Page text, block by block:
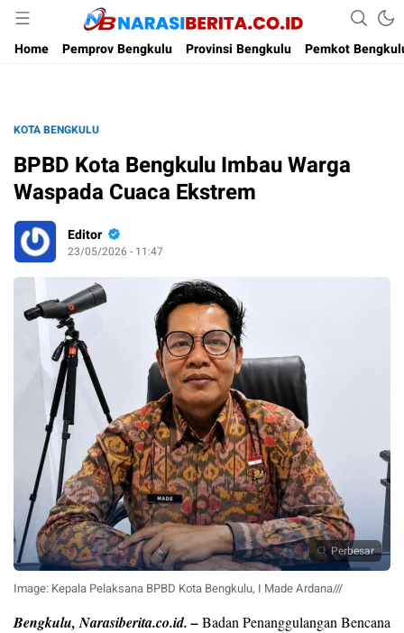
Narasi Berita
Home
Pemprov Bengkulu Provinsi Bengkulu Pemkot
KOTA BENGKULU
BPBD Kota Bengkulu Imbau Warga
Waspada Cuaca Ekstrem
Editor
23/05/2026 - 11:47
Perbesar
Image: Kepala Pelaksana BPBD Kota Bengkulu, I Made Ardana///
Bengkulu, Narasiberita.co.id. –Badan Penanggulangan Bencana